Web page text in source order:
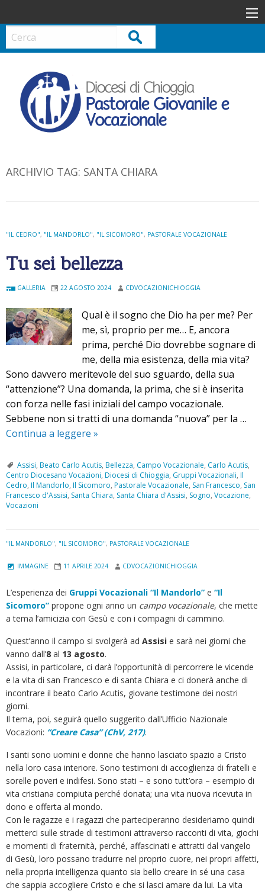
k
p
Cerca
ARCHIVIO TAG: SANTA CHIARA
"IL CEDRO", "IL MANDORLO", "IL SICOMORO", PASTORALE VOCAZIONALE
Tu sei bellezza
GALLERIA 22 AGOSTO 2024 CDVOCAZIONICHIOGGIA
Qual è il sogno che Dio ha per me? Per
me, sì, proprio per me… E, ancora
prima, perché Dio dovrebbe sognare di
me, della mia esistenza, della mia vita?
Sono davvero meritevole del suo sguardo, della sua
“attenzione”? Una domanda, la prima, che si è inserita
con forza nelle fasi iniziali del campo vocazionale.
Sebbene non si tratti di una domanda “nuova” per la …
Continua a leggere T
s
e
i
e
z
a
»
Assisi, Beato Carlo Acutis, Bellezza, Campo Vocazionale, Carlo Acutis,
Centro Diocesano Vocazioni, Diocesi di Chioggia, Gruppi Vocazionali, Il
Cedro, Il Mandorlo, Il Sicomoro, Pastorale Vocazionale, San Francesco, San
Francesco d'Assisi, Santa Chiara, Santa Chiara d'Assisi, Sogno, Vocazione,
Vocazioni
"IL MANDORLO", "IL SICOMORO", PASTORALE VOCAZIONALE
IMMAGINE 11 APRILE 2024 CDVOCAZIONICHIOGGIA
L’esperienza dei Gruppi Vocazionali “Il Mandorlo” e “Il
Sicomoro” propone ogni anno un campo vocazionale, che mette
a tema l’amicizia con Gesù e con i compagni di cammino.
Quest’anno il campo si svolgerà ad Assisi e sarà nei giorni che
vanno dall’8 al 13 agosto.
Assisi, in particolare, ci darà l’opportunità di percorrere le vicende
e la vita di san Francesco e di santa Chiara e ci donerà anche di
incontrare il beato Carlo Acutis, giovane testimone dei nostri
giorni.
Il tema, poi, seguirà quello suggerito dall’Ufficio Nazionale
Vocazioni: “Creare Casa” (ChV, 217).
I santi sono uomini e donne che hanno lasciato spazio a Cristo
nella loro casa interiore. Sono testimoni di accoglienza di fratelli e
sorelle poveri e indifesi. Sono stati – e sono tutt’ora – esempio di
vita cristiana compiuta perché donata; una vita nuova ricevuta in
dono e offerta al mondo.
Con le ragazze e i ragazzi che parteciperanno desideriamo quindi
metterci sulle strade di testimoni attraverso racconti di vita, giochi
e momenti di fraternità, perché, affascinati e attratti dal vangelo
di Gesù, loro possano tradurre nel proprio cuore, nei propri affetti,
nella propria intelligenza quanto sia bello creare in sé una casa
che sappia accogliere Cristo e che si lasci amare da lui. La vita